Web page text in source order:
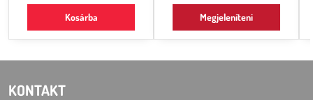
Kosárba Megjeleníteni
KONTAKT